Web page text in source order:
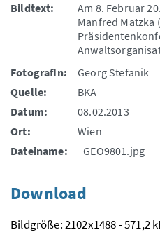
Bildtext:
Am 8. Februar
Manfred Matzka
FotografIn:
Georg Stefanik
Quelle:
BKA
Datum:
08.02.2013
Ort:
Wien
Dateiname:
_GEO9801.jpg
Download
Bildgröße: 2102x1488 - 571,2